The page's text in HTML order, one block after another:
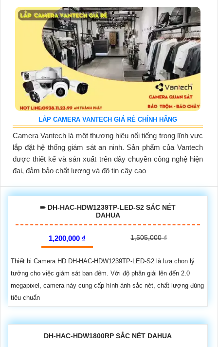
LẮP CAMERA VANTECH GIÁ RẺ CHÍNH HÃNG
Camera Vantech là một thương hiệu nổi tiếng trong lĩnh vực
lắp đặt hệ thống giám sát an ninh. Sản phẩm của Vantech
được thiết kế và sản xuất trên dây chuyền công nghệ hiện
đại, đảm bảo chất lượng và độ tin cậy cao
➠ DH-HAC-HDW1239TP-LED-S2 SẮC NÉT
DAHUA
1,200,000 ₫ 1,505,000 ₫
Thiết bị Camera HD DH-HAC-HDW1239TP-LED-S2 là lựa chọn lý
tưởng cho việc giám sát ban đêm. Với độ phân giải lên đến 2.0
megapixel, camera này cung cấp hình ảnh sắc nét, chất lượng đúng
tiêu chuẩn
DH-HAC-HDW1800RP SẮC NÉT DAHUA